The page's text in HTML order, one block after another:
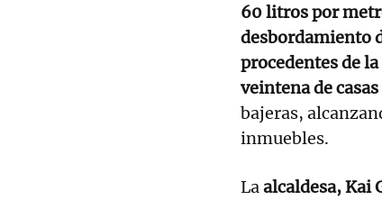
60 litros por
desbordamiento
procedentes de
veintena de
bajeras,
inmuebles.
Laalcaldesa, Kai